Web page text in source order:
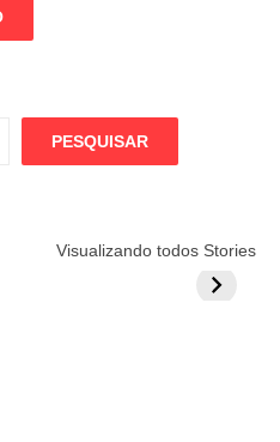
PESQUISAR
Visualizando todos Stories
do